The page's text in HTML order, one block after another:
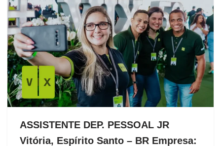
ASSISTENTE DEP. PESSOAL JR
Vitória, Espírito Santo – BR Empresa: